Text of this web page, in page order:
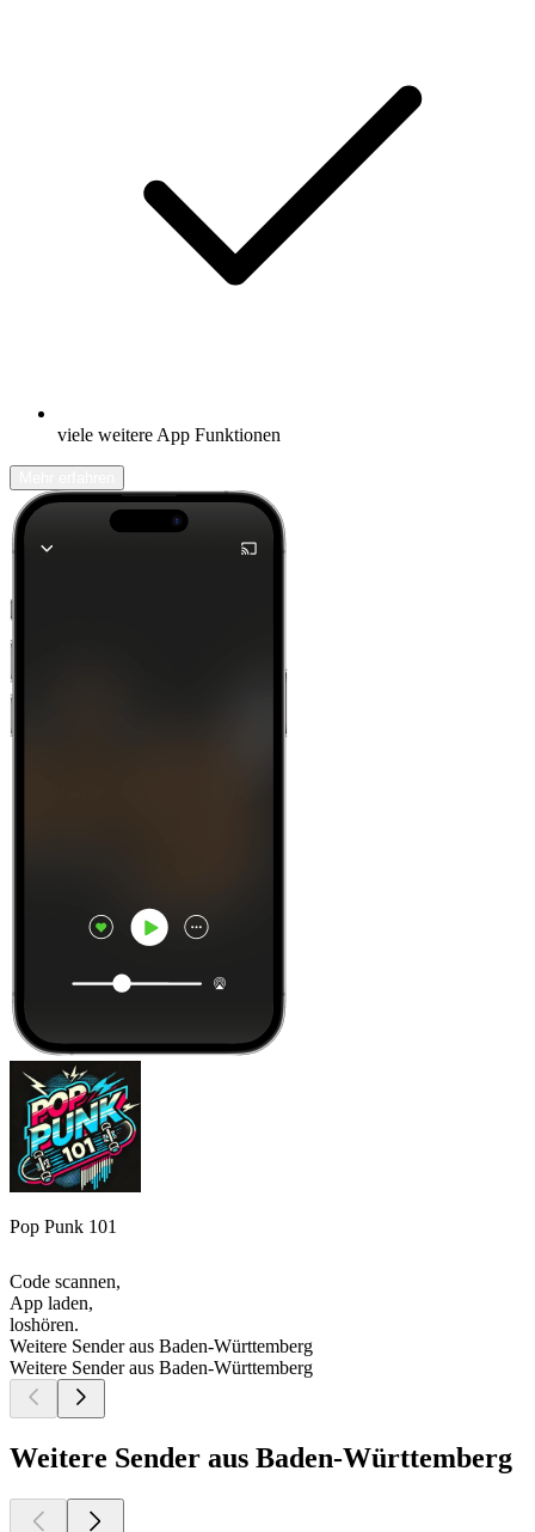
viele weitere App Funktionen
Pop Punk 101
Code scannen,
App laden,
loshören.
Weitere Sender aus Baden-Württemberg
Weitere Sender aus Baden-Württemberg
Weitere Sender aus Baden-Württemberg